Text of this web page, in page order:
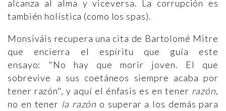
alcanza al alma y viceversa. La corrupción es
también holística (como los spas).
Monsiváis recupera una cita de Bartolomé Mitre
que encierra el espíritu que guía este
ensayo: "No hay que morir joven. El que
sobrevive a sus coetáneos siempre acaba por
tener razón", y aquí el énfasis es en tener razón,
no en tener la razón o superar a los demás para